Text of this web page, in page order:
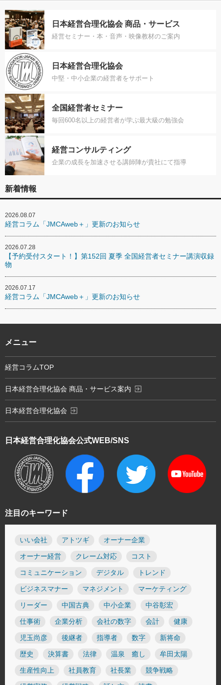
日本経営合理化協会 商品・サービス
経営セミナー・本・音声・映像教材のご案内
日本経営合理化協会
中堅・中小企業の経営者をサポート
全国経営者セミナー
毎回600名以上の経営者が学ぶ最大級の勉強会
経営コンサルティング
企業の成長を加速させる講師陣が貴社にて指導
新着情報
2026.08.07
経営コラム「JMCAweb＋」更新のお知らせ
2026.07.28
【予約受付スタート！】第152回 夏季 全国経営者セミナー講演収録
物
2026.07.17
経営コラム「JMCAweb＋」更新のお知らせ
注目のキーワード
いい会社 アトツギ オーナー企業
オーナー経営 クレーム対応 コスト
コミュニケーション デジタル トレンド
ビジネスマナー マネジメント マーケティング
リーダー 中国古典 中小企業 中谷彰宏
仕事術 企業分析 会社の数字 会計 健康
児玉尚彦 後継者 指導者 数字 新将命
歴史 決算書 法律 温泉 癒し 牟田太陽
生産性向上 社員教育 社長業 競争戦略
日本経営合理化協会公式WEB/SNS
メニュー
経営コラムTOP
日本経営合理化協会 商品・サービス案内 exit_to_app
日本経営合理化協会 exit_to_app